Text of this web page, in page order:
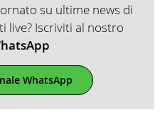
su ultime news di
live? Iscriviti al nostro
WhatsApp